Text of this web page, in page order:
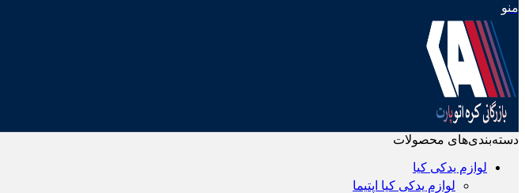
منو
دسته‌بندی‌های محصولات
لوازم یدکی کیا
لوازم یدکی کیا اپتیما